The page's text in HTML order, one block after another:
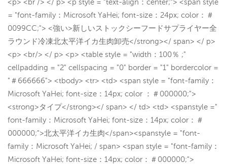
<p> <br /> </ p> <p style = "text-align：center;"> <span style
= "font-family：Microsoft YaHei; font-size：24px; color：＃
0099CC;"> <強い>新しいストックシーフードサプライヤー全
ラウンド冷凍北太平洋イカ生肉卸売</strong></ span> </ p>
<p> <br/> </ p> <p> <table style = "width：100％ ;"
cellpadding = "2" cellspacing = "0" border = "1" bordercolor =
"＃666666"> <tbody> <tr> <td> <span style = "font-family：
Microsoft YaHei; font-size：14px; color ：＃000000;">
<strong>タイプ</strong></ span> </ td> <td> <spanstyle ="
font-family：Microsoft YaHei; font-size：14px; color：＃
000000;">北太平洋イカ生肉</span><spanstyle = "font-
family：Microsoft YaHei; / span> <span style = "font-family：
Microsoft YaHei; font-size：14px; color：＃000000;">